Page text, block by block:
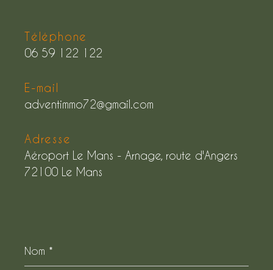
Téléphone
06 59 122 122
E-mail
adventimmo72@gmail.com
Adresse
Aéroport Le Mans - Arnage, route d'Angers
72100 Le Mans
*